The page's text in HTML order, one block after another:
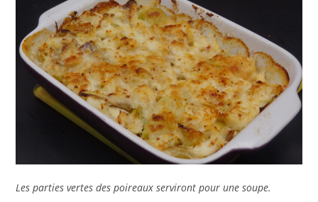
Les parties vertes des poireaux serviront pour une soupe.